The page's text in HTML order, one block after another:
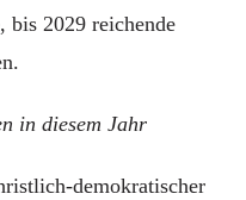
bis 2029 reichende
in diesem Jahr
demokratischer